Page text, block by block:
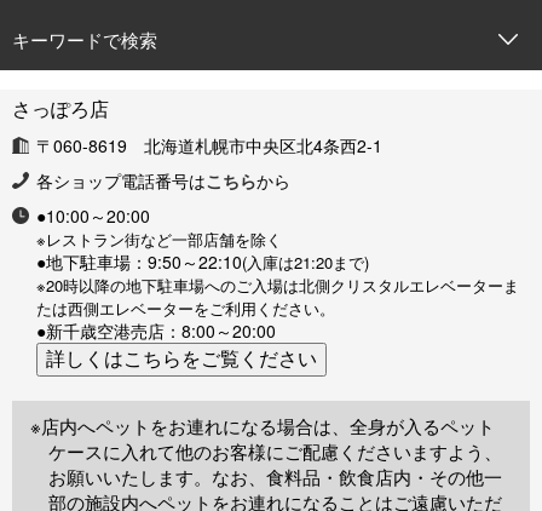
キーワードで検索
さっぽろ店
〒060-8619 北海道札幌市中央区北4条西2-1
各ショップ電話番号はこちらから
●10:00～20:00
※レストラン街など一部店舗を除く
●地下駐車場：9:50～22:10(入庫は21:20まで)
※20時以降の地下駐車場へのご入場は北側クリスタルエレベーターま
たは西側エレベーターをご利用ください。
●新千歳空港売店：8:00～20:00
※店内へペットをお連れになる場合は、全身が入るペット
ケースに入れて他のお客様にご配慮くださいますよう、
お願いいたします。なお、食料品・飲食店内・その他一
部の施設内へペットをお連れになることはご遠慮いただ